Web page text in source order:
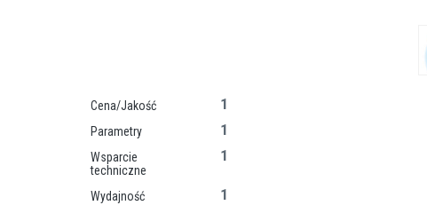
Cena/Jakość 1
Parametry 1
Wsparcie
techniczne
1
Wydajność 1